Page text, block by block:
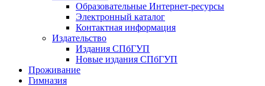
Образовательные Интернет-ресурсы
Электронный каталог
Контактная информация
Издательство
Издания СПбГУП
Новые издания СПбГУП
Проживание
Гимназия